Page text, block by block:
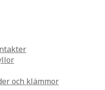
och klämmor